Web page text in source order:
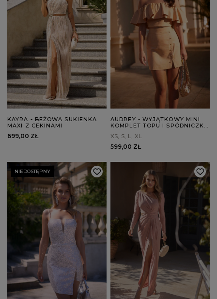
KAYRA - BEŻOWA SUKIENKA
MAXI Z CEKINAMI
699,00 ZŁ
AUDREY - WYJĄTKOWY MINI
KOMPLET TOPU I SPÓDNICZKI
XS S L XL
599,00 ZŁ
NIEDOSTĘPNY